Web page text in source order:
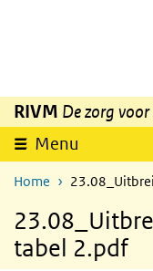
Overslaan en naar de
RIVM De zorg
Menu
Home
tabel 2.pdf